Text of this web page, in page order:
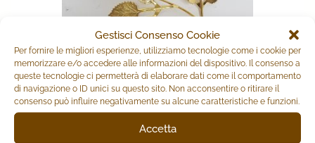
Gestisci Consenso Cookie
Per fornire le migliori esperienze, utilizziamo tecnologie come i cookie per
memorizzare e/o accedere alle informazioni del dispositivo. Il consenso a
queste tecnologie ci permetterà di elaborare dati come il comportamento
di navigazione o ID unici su questo sito. Non acconsentire o ritirare il
consenso può influire negativamente su alcune caratteristiche e funzioni.
Accetta
ROSA GOLD
13,00€